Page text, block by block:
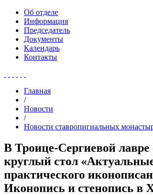
Об отделе
Информация
Председатель
Документы
Календарь
Контакты
Главная
/
Новости
/
Новости ставропигиальных
В Троице-Сергиевой лавре
круглый стол
практического
Иконопись и стенопись в